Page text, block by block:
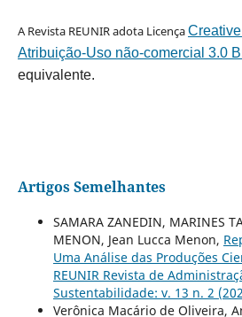
A Revista REUNIR adota Licença
Atribuição-Uso não-comercial 3.0
equivalente.
Artigos Semelhantes
SAMARA ZANEDIN, MARINES
MENON, Jean Lucca Menon,
Uma Análise das Produções
REUNIR Revista de
Sustentabilidade: v. 13 n. 2
Verônica Macário de Oliveira,